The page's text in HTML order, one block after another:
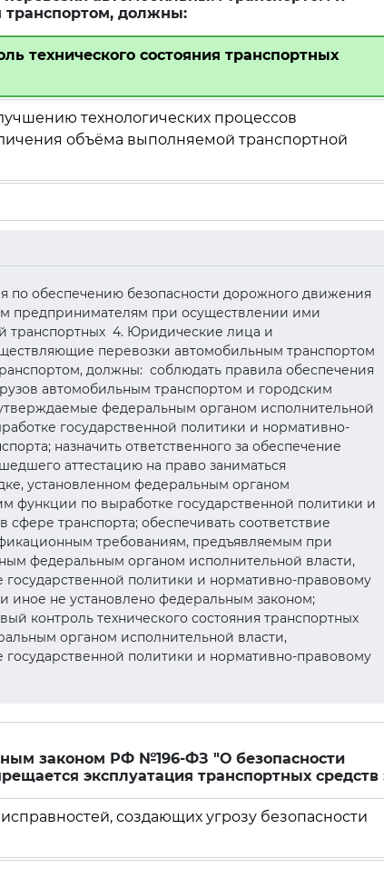
транспортом, должны:
технического состояния транспортных
технологических процессов
объёма выполняемой транспортной
по обеспечению безопасности дорожного движения
предпринимателям при осуществлении ими
транспортных 4. Юридические лица и
перевозки автомобильным транспортом
должны: соблюдать правила обеспечения
автомобильным транспортом и городским
федеральным органом исполнительной
государственной политики и нормативно-
назначить ответственного за обеспечение
аттестацию на право заниматься
установленном федеральным органом
функции по выработке государственной политики и
транспорта; обеспечивать соответствие
требованиям, предъявляемым при
федеральным органом исполнительной власти,
политики и нормативно-правовому
иное не установлено федеральным законом;
контроль технического состояния транспортных
органом исполнительной власти,
политики и нормативно-правовому
законом РФ №196-ФЗ "О безопасности
эксплуатация транспортных средств
создающих угрозу безопасности